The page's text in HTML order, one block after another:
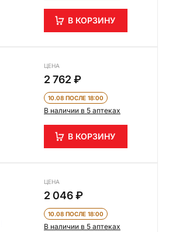
В КОРЗИНУ
ЦЕНА
2 762 ₽
10.08 ПОСЛЕ 18:00
В наличии в 5 аптеках
В КОРЗИНУ
ЦЕНА
2 046 ₽
10.08 ПОСЛЕ 18:00
В наличии в 5 аптеках